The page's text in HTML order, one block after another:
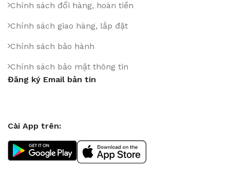
Chính sách đổi hàng, hoàn tiền
Chính sách giao hàng, lắp đặt
Chính sách bảo hành
Chính sách bảo mật thông tin
Đăng ký Email bản tin
Cài App trên: